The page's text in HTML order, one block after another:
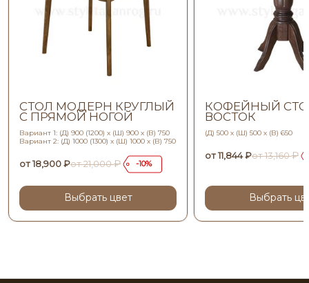
СТОЛ МОДЕРН КРУГЛЫЙ
С ПРЯМОЙ НОГОЙ
Вариант 1: (Д) 900 (1200) х (Ш) 900 х (В) 750
Вариант 2: (Д) 1000 (1300) х (Ш) 1000 х (В) 750
от18,900₽от21,000₽ 10
Выбрать цвет
КОФЕЙНЫЙ
ВОСТОК
(Д) 500 х (Ш) 500 х (В) 650
от11,844₽от13,160₽
Выбрать